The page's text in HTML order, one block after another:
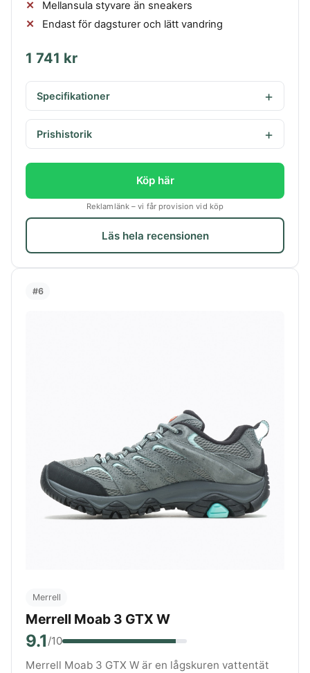
Mellansula styvare än sneakers
Endast för dagsturer och lätt vandring
1 741 kr
Specifikationer
Prishistorik
Köp här
Reklamlänk – vi får provision vid köp
Läs hela recensionen
#6
Merrell
Merrell Moab 3 GTX W
9.1 /10
Merrell Moab 3 GTX W är en lågskuren vattentät